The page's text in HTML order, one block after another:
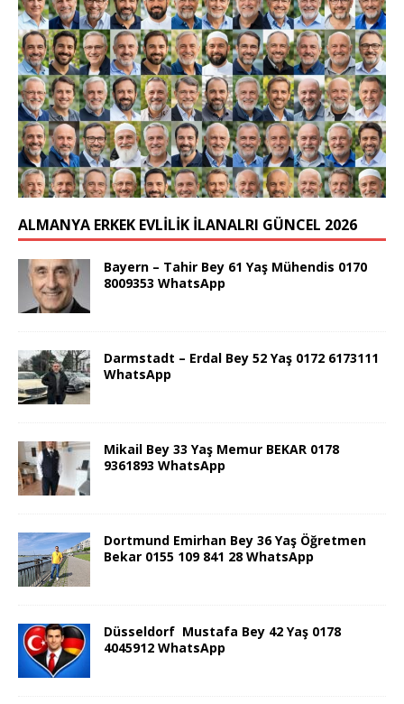
ALMANYA ERKEK EVLİLİK İLANALRI GÜNCEL 2026
Bayern – Tahir Bey 61 Yaş Mühendis 0170
8009353 WhatsApp
Darmstadt – Erdal Bey 52 Yaş 0172 6173111
WhatsApp
Mikail Bey 33 Yaş Memur BEKAR 0178
9361893 WhatsApp
Dortmund Emirhan Bey 36 Yaş Öğretmen
Bekar 0155 109 841 28 WhatsApp
Düsseldorf Mustafa Bey 42 Yaş 0178
4045912 WhatsApp